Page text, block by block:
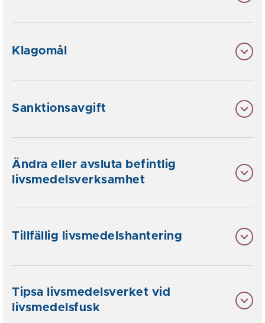
Klagomål
Sanktionsavgift
Ändra eller avsluta befintlig
livsmedelsverksamhet
Tillfällig livsmedelshantering
Tipsa livsmedelsverket vid
livsmedelsfusk